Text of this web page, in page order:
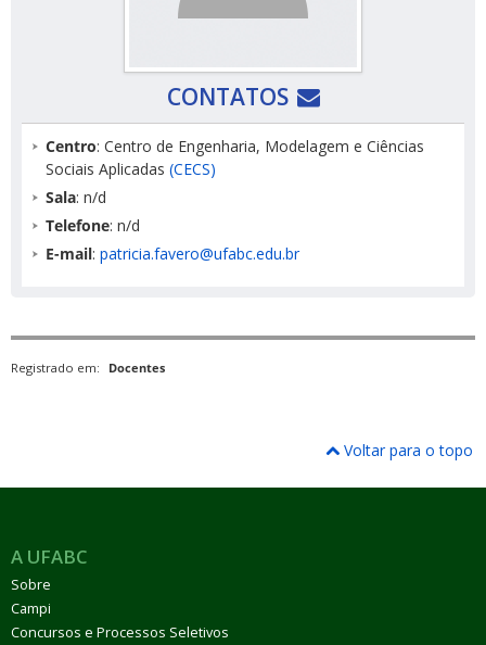
CONTATOS
Centro: Centro de Engenharia, Modelagem e Ciências
Sociais Aplicadas (CECS)
Sala: n/d
Telefone: n/d
E-mail: patricia.favero@ufabc.edu.br
Registrado em: Docentes
Voltar para o topo
A UFABC
Sobre
Campi
Concursos e Processos Seletivos